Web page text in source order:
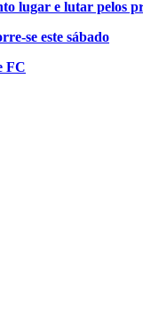
lugar e lutar pelos
se este sábado
FC